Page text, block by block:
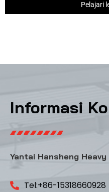
Pelajari
Informasi
Yantai Hansheng
Tel:+86-15318660928